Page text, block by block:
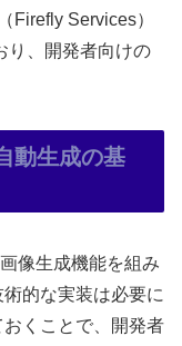
Firefly Services）
り、開発者向けの
動生成の基
像生成機能を組み
的な実装は必要に
くことで、開発者